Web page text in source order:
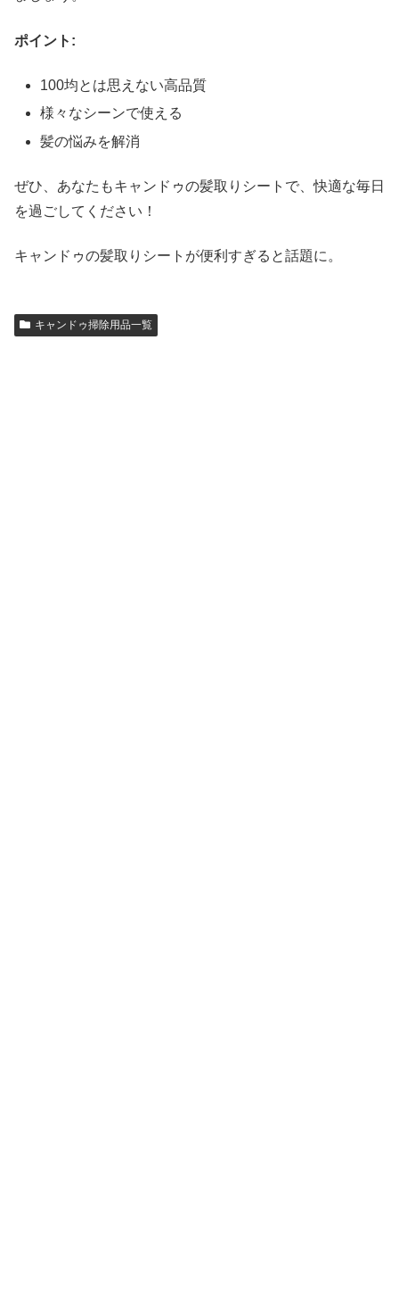
ポイント:
100均とは思えない高品質
様々なシーンで使える
髪の悩みを解消
ぜひ、あなたもキャンドゥの髪取りシートで、快適な毎日
を過ごしてください！
キャンドゥの髪取りシートが便利すぎると話題に。
キャンドゥ掃除用品一覧